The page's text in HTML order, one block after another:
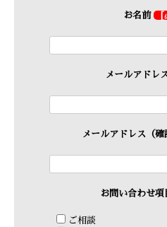
お名前 [
メールアドレ
メールアドレス（確
お問い合わせ項
ご相談